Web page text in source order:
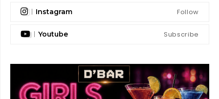
Instagram Follow
Youtube Subscribe